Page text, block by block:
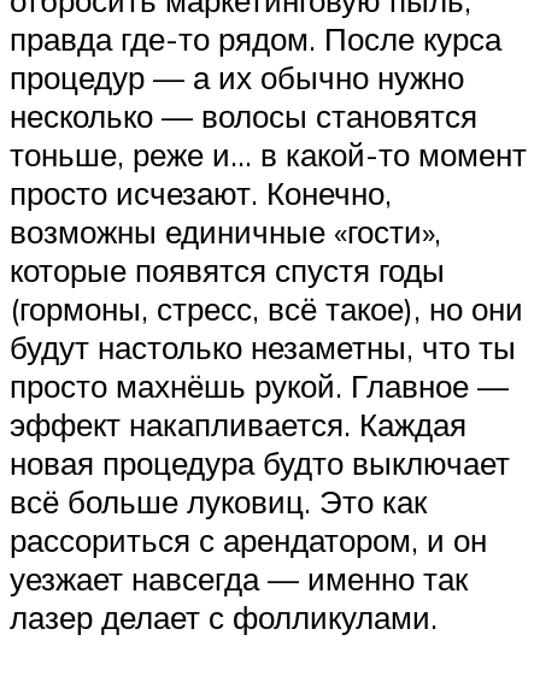
правда где-то рядом. После курса
процедур — а их обычно нужно
несколько — волосы становятся
тоньше, реже и… в какой-то момент
просто исчезают. Конечно,
возможны единичные «гости»,
которые появятся спустя годы
(гормоны, стресс, всё такое), но они
будут настолько незаметны, что ты
просто махнёшь рукой. Главное —
эффект накапливается. Каждая
новая процедура будто выключает
всё больше луковиц. Это как
рассориться с арендатором, и он
уезжает навсегда — именно так
лазер делает с фолликулами.